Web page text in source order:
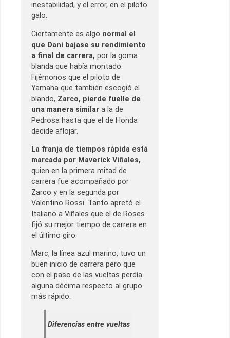
inestabilidad, y el error, en el piloto
galo.
Ciertamente es algo normal el
que Dani bajase su rendimiento
a final de carrera, por la goma
blanda que había montado.
Fijémonos que el piloto de
Yamaha que también escogió el
blando, Zarco, pierde fuelle de
una manera similar a la de
Pedrosa hasta que el de Honda
decide aflojar.
La franja de tiempos rápida está
marcada por Maverick Viñales,
quien en la primera mitad de
carrera fue acompañado por
Zarco y en la segunda por
Valentino Rossi. Tanto apretó el
Italiano a Viñales que el de Roses
fijó su mejor tiempo de carrera en
el último giro.
Marc, la línea azul marino, tuvo un
buen inicio de carrera pero que
con el paso de las vueltas perdía
alguna décima respecto al grupo
más rápido.
Diferencias entre vueltas